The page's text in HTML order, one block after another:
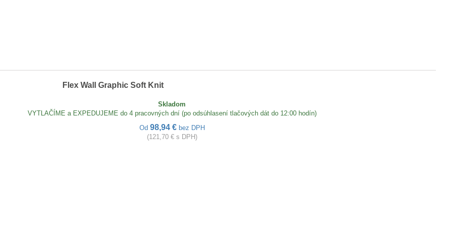
Flex Wall Graphic Soft Knit
Skladom
VYTLAČÍME a EXPEDUJEME do 4 pracovných dní (po odsúhlasení tlačových dát do 12:00 hodín)
Od 98,94 € bez DPH
(121,70 € s DPH)